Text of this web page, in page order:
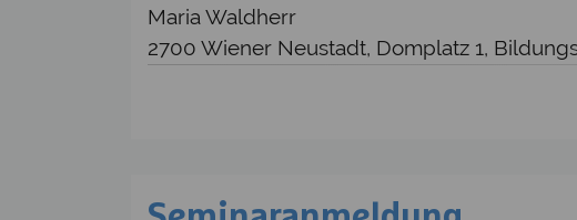
Maria Waldherr
2700 Wiener Neustadt, Domplatz 1,